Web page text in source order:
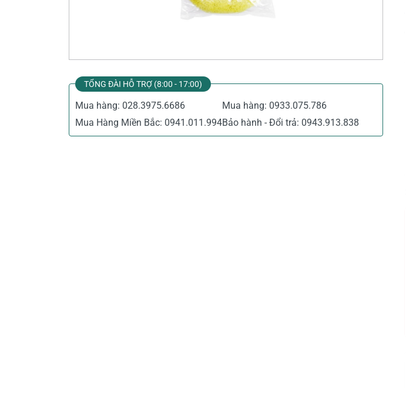
TỔNG ĐÀI HỖ TRỢ (8:00 - 17:00)
Mua hàng: 028.3975.6686 Mua hàng: 0933.075.786
Mua Hàng Miền Bắc: 0941.011.994Bảo hành - Đổi trả: 0943.913.838